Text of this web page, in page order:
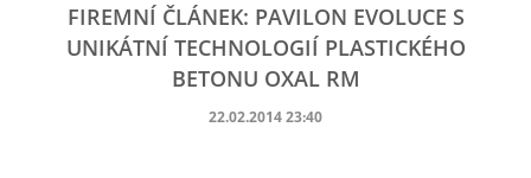
FIREMNÍ ČLÁNEK: PAVILON EVOLUCE S
UNIKÁTNÍ TECHNOLOGIÍ PLASTICKÉHO
BETONU OXAL RM
22.02.2014 23:40